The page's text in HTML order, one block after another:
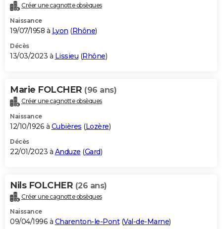
Créer une cagnotte obsèques
Naissance
19/07/1958 à Lyon (Rhône)
Décès
13/03/2023 à Lissieu (Rhône)
Marie FOLCHER (96 ans)
Créer une cagnotte obsèques
Naissance
12/10/1926 à Cubières (Lozère)
Décès
22/01/2023 à Anduze (Gard)
Nils FOLCHER (26 ans)
Créer une cagnotte obsèques
Naissance
09/04/1996 à Charenton-le-Pont(Val-de-Marne)